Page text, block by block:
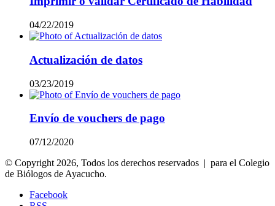
04/22/2019
Actualización de datos
03/23/2019
Envío de vouchers de pago
07/12/2020
© Copyright 2026, Todos los derechos reservados | para el Colegio
de Biólogos de Ayacucho.
Facebook